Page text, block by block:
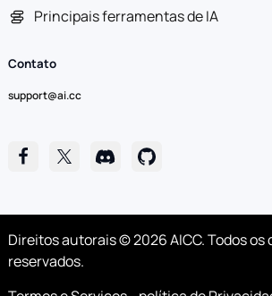
Principais ferramentas de IA
Contato
support@ai.cc
Direitos autorais © 2026 AICC. Todos os
reservados.